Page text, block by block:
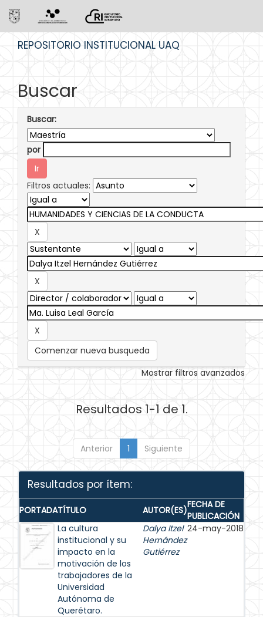
REPOSITORIO INSTITUCIONAL UAQ
Buscar
Buscar:
por
Filtros actuales:
Comenzar nueva busqueda
Mostrar filtros avanzados
Resultados 1-1 de 1.
Anterior 1 Siguiente
Resultados por ítem:
PORTADATÍTULO AUTOR(ES)FECHA DE
PUBLICACIÓN
La cultura
institucional y su
impacto en la
motivación de los
trabajadores de la
Universidad
Autónoma de
Querétaro.
Dalya Itzel
Hernández
Gutiérrez
24-may-2018